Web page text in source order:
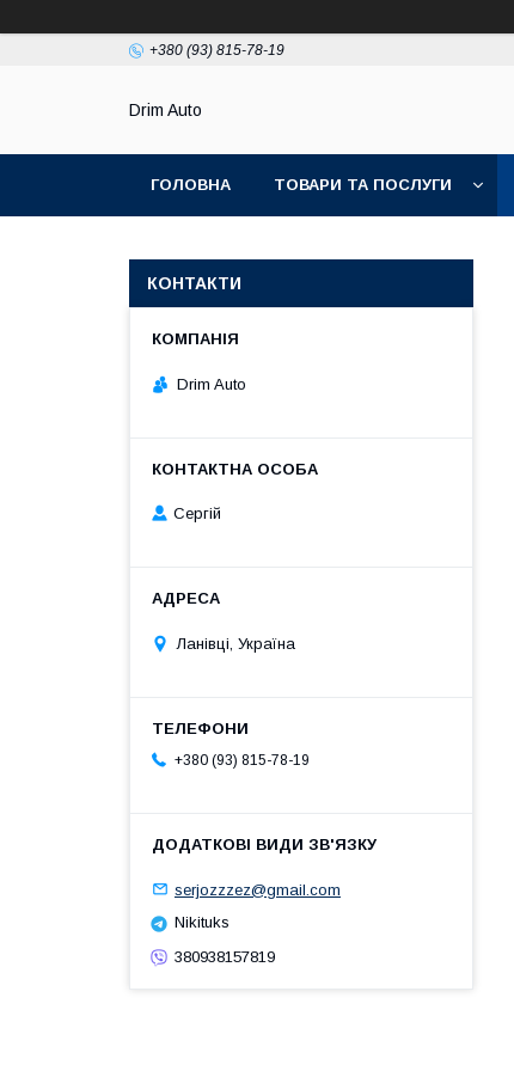
+380 (93) 815-78-19
Drim Auto
ГОЛОВНА ТОВАРИ ТА ПОСЛУГИ
КОНТАКТИ
Drim Auto
Сергій
Ланівці, Україна
+380 (93) 815-78-19
serjozzzez@gmail.com
Nikituks
380938157819